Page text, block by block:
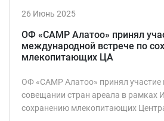
26 Июнь 2025
ОФ «САМР Алатоо» принял
международной встрече по
млекопитающих ЦА
ОФ «САМР Алатоо» принял участие
совещании стран ареала в рамках
сохранению млекопитающих